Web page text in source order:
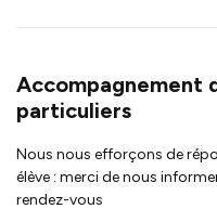
Accompagnement
particuliers
Nous nous efforçons de
élève : merci de nous
rendez-vous